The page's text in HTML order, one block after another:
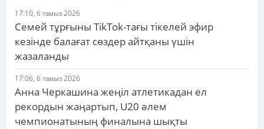
17:10, 6 тамыз 2026
Семей тұрғыны TikTok-тағы тікелей эфир
кезінде балағат сөздер айтқаны үшін
жазаланды
17:06, 6 тамыз 2026
Анна Черкашина жеңіл атлетикадан ел
рекордын жаңартып, U20 әлем
чемпионатының финалына шықты